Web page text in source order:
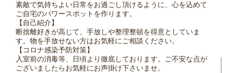
素敵で気持ちよい日常をお過ごし頂けるように、心を込めて
ご自宅のパワースポットを作ります。
【自己紹介】
断捨離好きが高じて、手放しや整理整頓を得意としていま
す。物を手放せない方はお気軽にご相談ください。
【コロナ感染予防対策】
入室前の消毒等、日頃より徹底しております。ご不安な点が
ございましたらお気軽にお声掛け下さいませ。